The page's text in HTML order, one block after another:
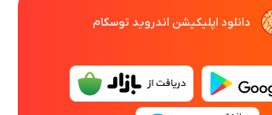
دانلود اپلیکیشن اندروید توسکام